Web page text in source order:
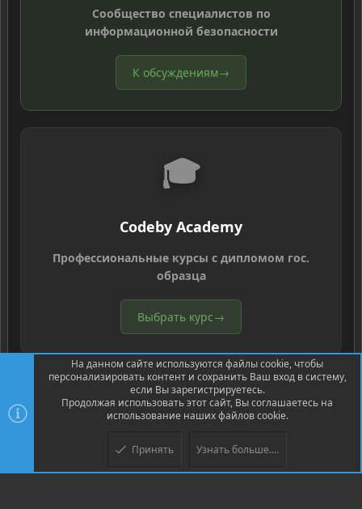
Сообщество специалистов по
информационной безопасности
К обсуждениям→
🎓
Codeby Academy
Профессиональные курсы с дипломом гос.
образца
Выбрать курс→
Community platform by XenForo ® © 2010-2026 XenForo Ltd.
© Jason Axelrod of 8WAYRUN
На данном сайте используются файлы cookie, чтобы
персонализировать контент и сохранить Ваш вход в систему,
если Вы зарегистрируетесь.
Продолжая использовать этот сайт, Вы соглашаетесь на
использование наших файлов cookie.
Принять Узнать больше....